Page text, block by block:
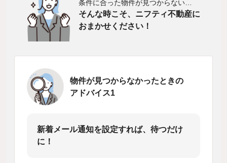
条件に合った物件が見つからない…
そんな時こそ、ニフティ不動産に
おまかせください！
物件が見つからなかったときの
アドバイス1
新着メール通知を設定すれば、待つだけ
に！